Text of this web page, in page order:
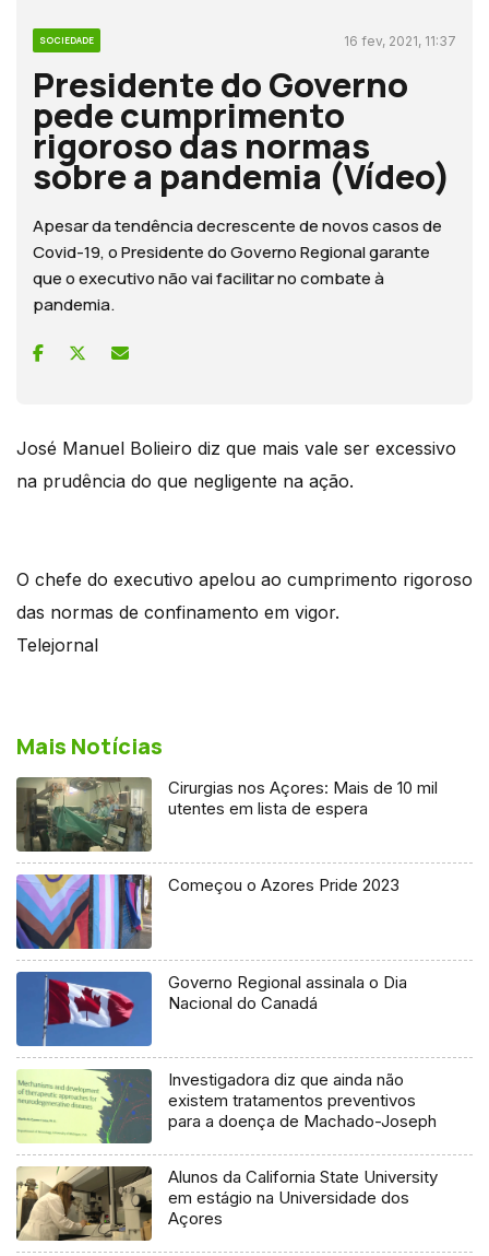
SOCIEDADE 16 fev, 2021, 11:37
Presidente do Governo
pede cumprimento
rigoroso das normas
sobre a pandemia (Vídeo)
Apesar da tendência decrescente de novos casos de
Covid-19, o Presidente do Governo Regional garante
que o executivo não vai facilitar no combate à
pandemia.
José Manuel Bolieiro diz que mais vale ser excessivo
na prudência do que negligente na ação.
O chefe do executivo apelou ao cumprimento rigoroso
das normas de confinamento em vigor.
Telejornal
Mais Notícias
Cirurgias nos Açores: Mais de 10 mil
utentes em lista de espera
Começou o Azores Pride 2023
Governo Regional assinala o Dia
Nacional do Canadá
Investigadora diz que ainda não
existem tratamentos preventivos
para a doença de Machado-Joseph
Alunos da California State University
em estágio na Universidade dos
Açores